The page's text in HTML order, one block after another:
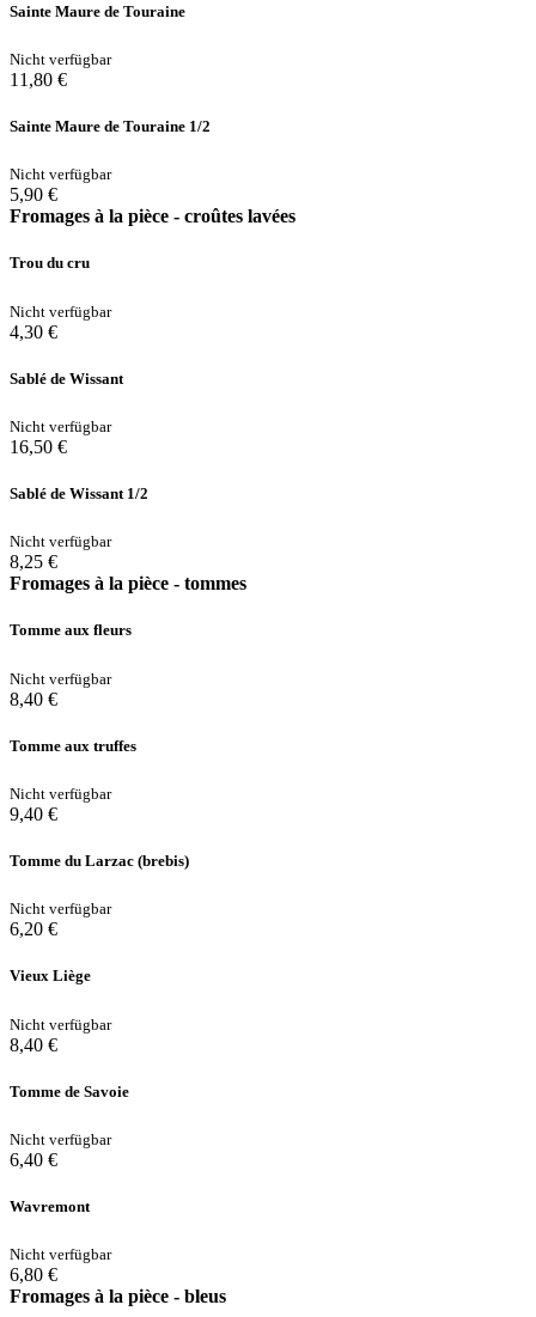
Sainte Maure de Touraine
Nicht verfügbar
11,80 €
Sainte Maure de Touraine 1/2
Nicht verfügbar
5,90 €
Fromages à la pièce - croûtes lavées
Trou du cru
Nicht verfügbar
4,30 €
Sablé de Wissant
Nicht verfügbar
16,50 €
Sablé de Wissant 1/2
Nicht verfügbar
8,25 €
Fromages à la pièce - tommes
Tomme aux fleurs
Nicht verfügbar
8,40 €
Tomme aux truffes
Nicht verfügbar
9,40 €
Tomme du Larzac (brebis)
Nicht verfügbar
6,20 €
Vieux Liège
Nicht verfügbar
8,40 €
Tomme de Savoie
Nicht verfügbar
6,40 €
Wavremont
Nicht verfügbar
6,80 €
Fromages à la pièce - bleus